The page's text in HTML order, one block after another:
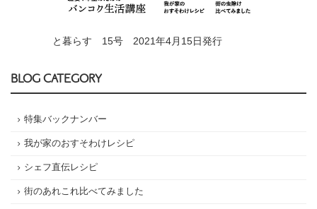
と暮らす 15号 2021年4月15日発行
BLOG CATEGORY
特集バックナンバー
我が家のおすそわけレシピ
シェフ直伝レシピ
街のあれこれ比べてみました